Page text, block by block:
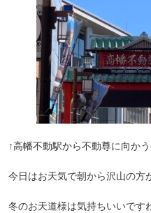
↑高幡不動駅から不動尊に向か
今日はお天気で朝から沢山の方
冬のお天道様は気持ちいいです